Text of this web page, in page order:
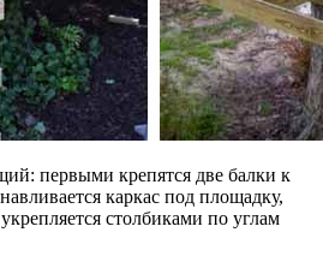
первыми крепятся две балки к
каркас под площадку,
столбиками по углам